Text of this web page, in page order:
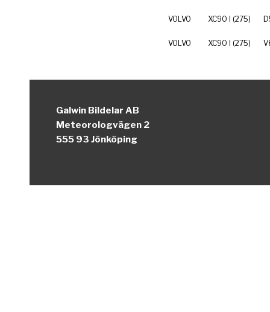
VOLVO XC90 I (275)
VOLVO XC90 I (275)
Galwin Bildelar AB
Meteorologvägen 2
555 93 Jönköping